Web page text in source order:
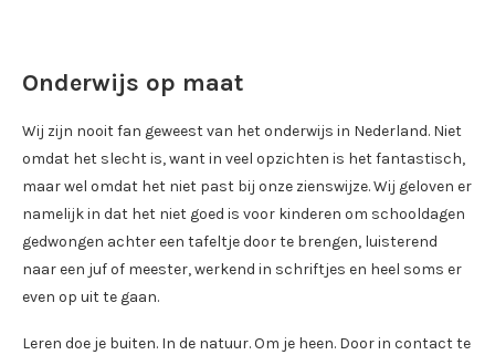
Onderwijs op maat
Wij zijn nooit fan geweest van het onderwijs in Nederland. Niet
omdat het slecht is, want in veel opzichten is het fantastisch,
maar wel omdat het niet past bij onze zienswijze. Wij geloven er
namelijk in dat het niet goed is voor kinderen om schooldagen
gedwongen achter een tafeltje door te brengen, luisterend
naar een juf of meester, werkend in schriftjes en heel soms er
even op uit te gaan.
Leren doe je buiten. In de natuur. Om je heen. Door in contact te